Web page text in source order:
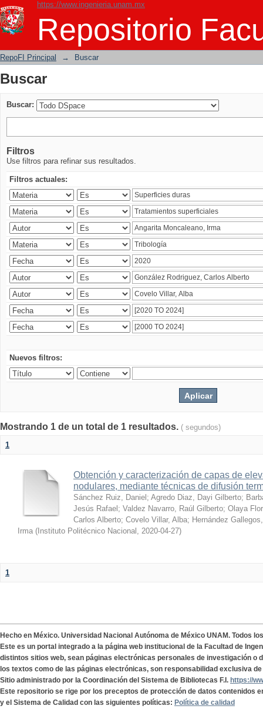
https://www.ingenieria.unam.mx
Repositorio
Buscar
RepoFI Principal → Buscar
Buscar
Buscar:
Filtros
Use filtros para refinar sus resultados.
Filtros actuales:
Nuevos filtros:
Mostrando 1 de un total de 1 resultados. ( segundos)
1
Obtención y caracterización de capas de
nodulares, mediante técnicas de difusión
Sánchez Ruiz, Daniel ; Agredo Diaz, Dayi Gilberto;
Jesús Rafael ; Valdez Navarro, Raúl Gilberto; Olaya
Carlos Alberto; Covelo Villar, Alba; Hernández
Irma ( Instituto Politécnico Nacional , 2020-04-27)
1
Hecho en México. Universidad Nacional Autónoma de México UNAM. Todos
Este es un portal integrado a la página web institucional de la Facultad de
distintos sitios web, sean páginas electrónicas personales de investigación o
los textos como de las páginas electrónicas, son responsabilidad exclusiva
Sitio administrado por la Coordinación del Sistema de Bibliotecas F.I. https://
Este repositorio se rige por los preceptos de protección de datos contenidos
y el Sistema de Calidad con las siguientes políticas: Política de calidad